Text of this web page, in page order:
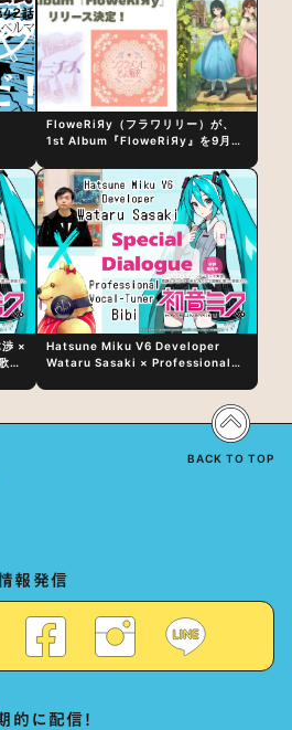
FloweRiЯy（フラワリリー）が、
1st Album『FloweRiЯy』を9月23
渉 ×
声
Hatsune Miku V6 Developer
Wataru Sasaki × Professional
Vocal Expression Lies in “Love
for the singing characters” and
報発信
に配信！
BACK TO TOP